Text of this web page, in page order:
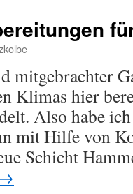
mitgebrachter
Klimas hier
Also habe
mit Hilfe von
Schicht